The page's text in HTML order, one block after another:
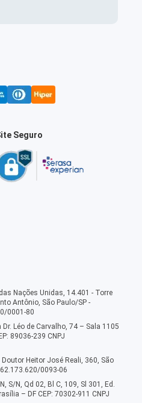
Seguro
Nações Unidas, 14.401 - Torre
Antônio, São Paulo/SP -
0001-80
Léo de Carvalho, 74 – Sala 1105
89036-239 CNPJ
Heitor José Reali, 360, São
0093-06
S/N, Qd 02, Bl C, 109, Sl 301, Ed.
– DF CEP: 70302-911 CNPJ